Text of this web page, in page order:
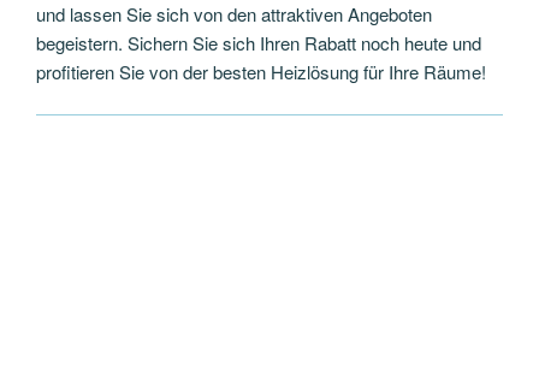
und lassen Sie sich von den attraktiven Angeboten
begeistern. Sichern Sie sich Ihren Rabatt noch heute und
profitieren Sie von der besten Heizlösung für Ihre Räume!